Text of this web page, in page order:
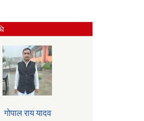
गोपाल राय यादव